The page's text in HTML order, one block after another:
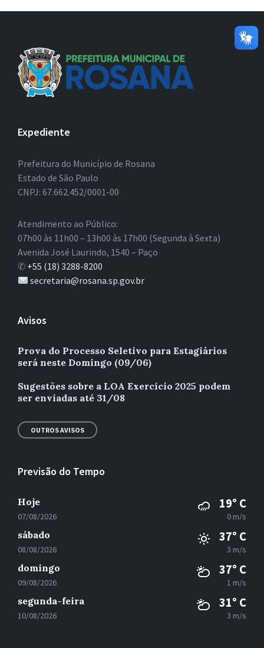
Expediente
Prefeitura do Município de Rosana
Estado de São Paulo
CNPJ: 67.662.452/0001-00
Atendimento ao Público:
07h00 às 11h00 – 13h00 às 17h00 (Segunda à Sexta)
Avenida José Laurindo, 1540 – Paço
✆ +55 (18) 3288-8200
secretaria@rosana.sp.gov.br
Avisos
Prova do Processo Seletivo para Estagiários
será neste Domingo (09/06)
Sugestões sobre a LOA Exercício 2025 podem
ser enviadas até 31/08
OUTROS AVISOS
Previsão do Tempo
Hoje
07/08/2026
19° C
0 m/s
sábado
08/08/2026
37° C
3 m/s
domingo
09/08/2026
37° C
1 m/s
segunda-feira
10/08/2026
31° C
3 m/s